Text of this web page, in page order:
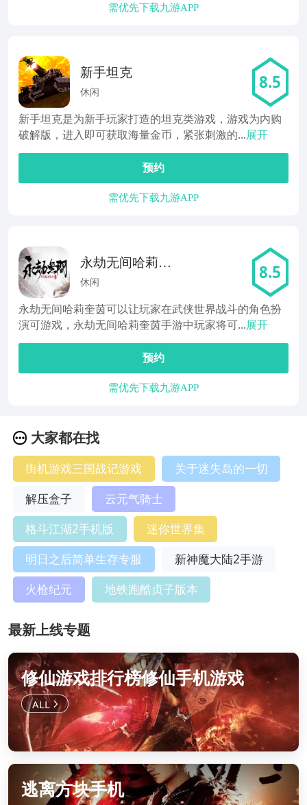
需优先下载九游APP
新手坦克
休闲 8.5
新手坦克是为新手玩家打造的坦克类游戏，游戏为内购
破解版，进入即可获取海量金币，紧张刺激的...展开
预约
需优先下载九游APP
永劫无间哈莉奎
茵
休闲 8.5
永劫无间哈莉奎茵可以让玩家在武侠世界战斗的角色扮
演可游戏，永劫无间哈莉奎茵手游中玩家将可...展开
预约
需优先下载九游APP
大家都在找
街机游戏三国战记游戏
关于迷失岛的一切
解压盒子
云元气骑士
格斗江湖2手机版
迷你世界集
明日之后简单生存专服
新神魔大陆2手游
火枪纪元
地铁跑酷贞子版本
最新上线专题
修仙游戏排行榜修仙手机游戏
逃离方块手机